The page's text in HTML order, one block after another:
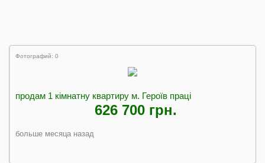
Фотографий: 0
продам 1 кімнатну квартиру м. Героїв праці
626 700 грн.
больше месяца назад